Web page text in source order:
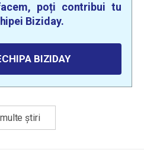
poți contribui tu
Biziday.
BIZIDAY
știri